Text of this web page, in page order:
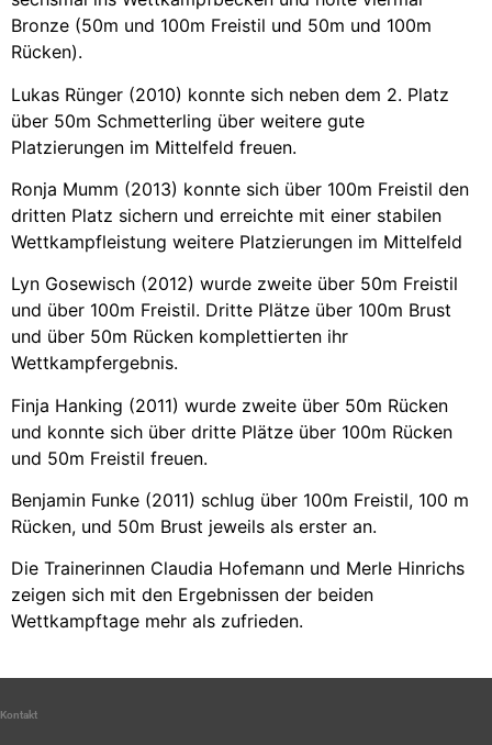
Bronze (50m und 100m Freistil und 50m und 100m
Rücken).
Lukas Rünger (2010) konnte sich neben dem 2. Platz
über 50m Schmetterling über weitere gute
Platzierungen im Mittelfeld freuen.
Ronja Mumm (2013) konnte sich über 100m Freistil den
dritten Platz sichern und erreichte mit einer stabilen
Wettkampfleistung weitere Platzierungen im Mittelfeld
Lyn Gosewisch (2012) wurde zweite über 50m Freistil
und über 100m Freistil. Dritte Plätze über 100m Brust
und über 50m Rücken komplettierten ihr
Wettkampfergebnis.
Finja Hanking (2011) wurde zweite über 50m Rücken
und konnte sich über dritte Plätze über 100m Rücken
und 50m Freistil freuen.
Benjamin Funke (2011) schlug über 100m Freistil, 100 m
Rücken, und 50m Brust jeweils als erster an.
Die Trainerinnen Claudia Hofemann und Merle Hinrichs
zeigen sich mit den Ergebnissen der beiden
Wettkampftage mehr als zufrieden.
Kontakt